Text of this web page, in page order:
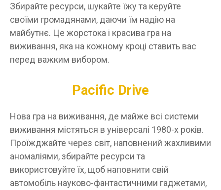
Збирайте ресурси, шукайте їжу та керуйте
своїми громадянами, даючи їм надію на
майбутнє. Це жорстока і красива гра на
виживання, яка на кожному кроці ставить вас
перед важким вибором.
Pacific Drive
Нова гра на виживання, де майже всі системи
виживання містяться в універсалі 1980-х років.
Проїжджайте через світ, наповнений жахливими
аномаліями, збирайте ресурси та
використовуйте їх, щоб наповнити свій
автомобіль науково-фантастичними гаджетами,